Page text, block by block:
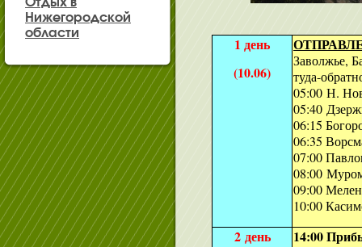
Нижегородской
области
1 день
(10.06)
Заволжье,
туда-
05:00 Н.
05:40
06:15
06:35
07:00
08:00
09:00
10:00
2 день
14:00